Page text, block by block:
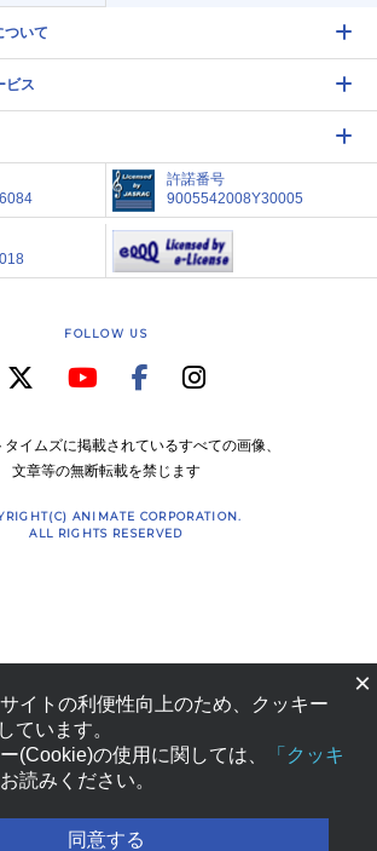
ついて
ビス
許諾番号
9005542008Y30005
FOLLOW US
タイムズに掲載されているすべての画像、
文章等の無断転載を禁じます
ANIMATE CORPORATION.
ALL RIGHTS RESERVED
×
イトの利便性向上のため、クッキー
ています。
(Cookie)の使用に関しては、
「クッキ
読みください。
同意する